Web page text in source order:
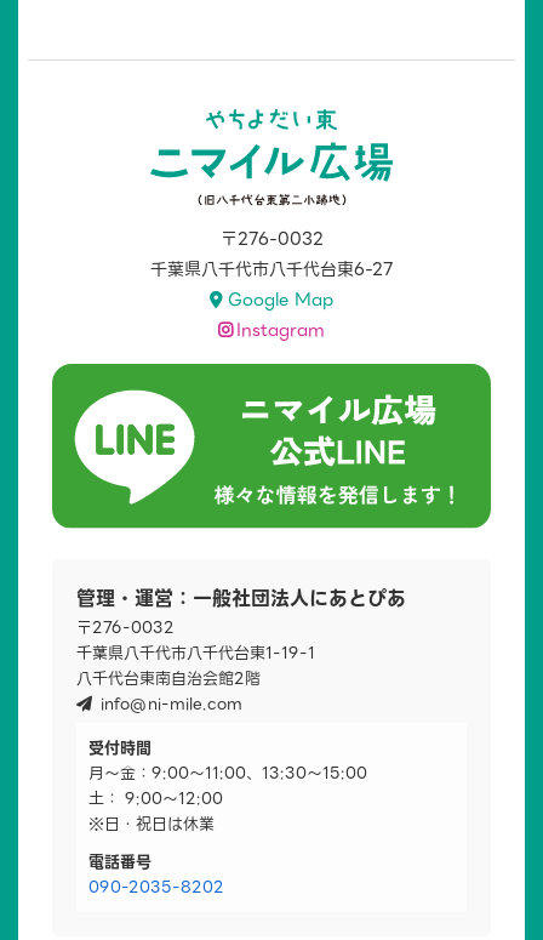
〒276-0032
千葉県八千代市八千代台東6-27
Google Map
Instagram
管理・運営：一般社団法人にあとぴあ
〒276-0032
千葉県八千代市八千代台東1-19-1
八千代台東南自治会館2階
info@ni-mile.com
受付時間
月～金：9:00～11:00、13:30～15:00
土： 9:00～12:00
※日・祝日は休業
電話番号
090-2035-8202